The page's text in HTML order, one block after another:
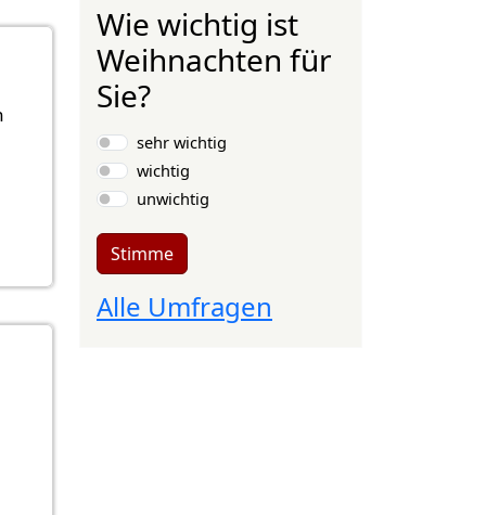
Wie wichtig ist
Weihnachten für
Sie?
Auswahlmöglichkeiten
sehr wichtig
wichtig
unwichtig
Stimme
Alle Umfragen